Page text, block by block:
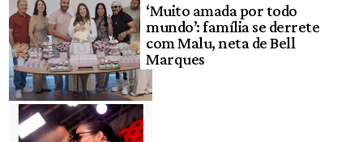
‘Muito amada por todo
mundo’: família se derrete
com Malu, neta de Bell
Marques